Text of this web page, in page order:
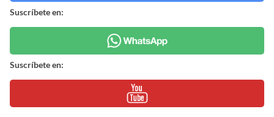
Suscríbete en:
Suscríbete en: